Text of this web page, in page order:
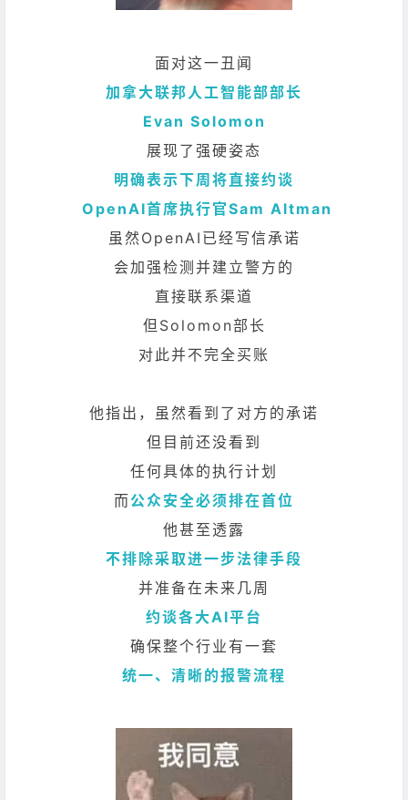
面对这一丑闻
加拿大联邦人工智能部部长
Evan Solomon
展现了强硬姿态
明确表示下周将直接约谈
OpenAI首席执行官Sam Altman
虽然OpenAI已经写信承诺
会加强检测并建立警方的
直接联系渠道
但Solomon部长
对此并不完全买账
他指出，虽然看到了对方的承诺
但目前还没看到
任何具体的执行计划
而公众安全必须排在首位
他甚至透露
不排除采取进一步法律手段
并准备在未来几周
约谈各大AI平台
确保整个行业有一套
统一、清晰的报警流程